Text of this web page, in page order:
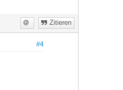
Zitieren
#4